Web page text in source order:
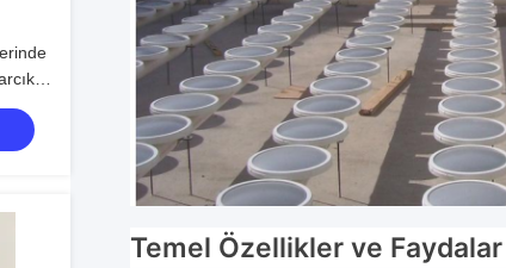
Temel Özellikler ve Faydalar